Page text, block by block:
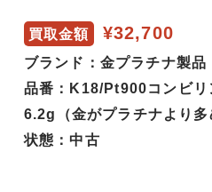
買取金額 ¥32,700
ブランド：金プラチナ製品
品番：K18/Pt900コンビリ
6.2g（金がプラチナより多
状態：中古